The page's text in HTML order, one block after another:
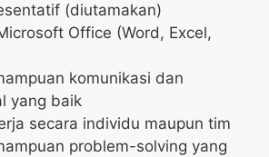
(diutamakan)
Office (Word, Excel,
komunikasi dan
yang baik
secara individu maupun tim
problem-solving yang